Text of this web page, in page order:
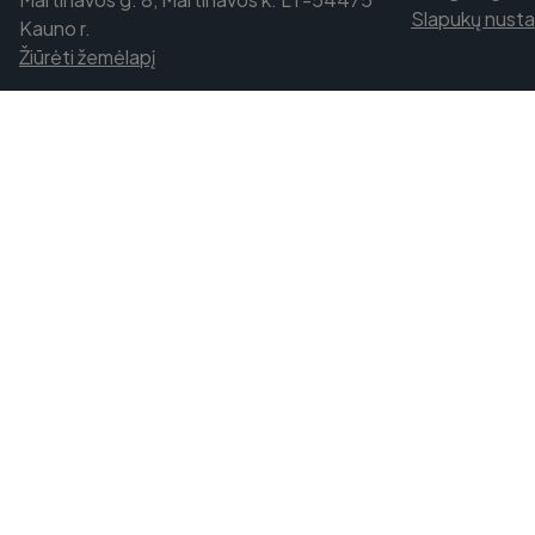
Kauno r.
Žiūrėti žemėlapį
Slapukų